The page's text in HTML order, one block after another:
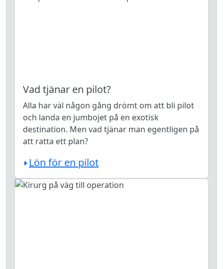
Vad tjänar en pilot?
Alla har väl någon gång drömt om att bli pilot
och landa en jumbojet på en exotisk
destination. Men vad tjänar man egentligen på
att ratta ett plan?
Lön för en pilot